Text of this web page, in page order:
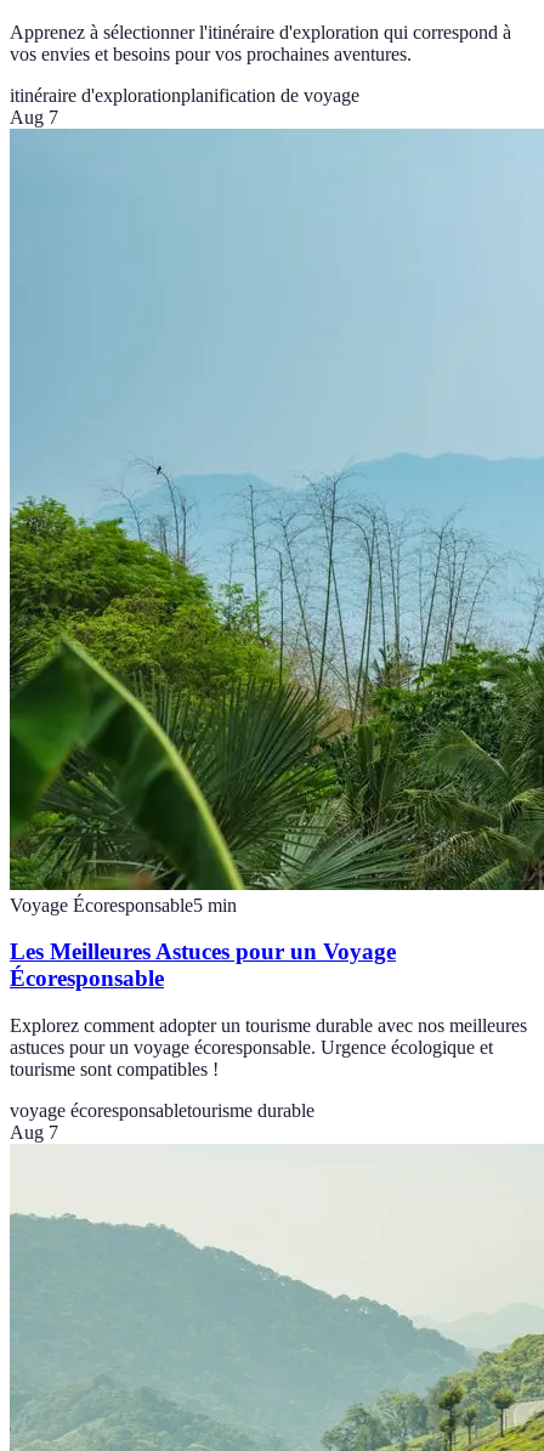
Apprenez à sélectionner l'itinéraire d'exploration qui correspond à
vos envies et besoins pour vos prochaines aventures.
itinéraire d'explorationplanification de voyage
Aug 7
Voyage Écoresponsable5 min
Les Meilleures Astuces pour un Voyage
Écoresponsable
Explorez comment adopter un tourisme durable avec nos meilleures
astuces pour un voyage écoresponsable. Urgence écologique et
tourisme sont compatibles !
voyage écoresponsabletourisme durable
Aug 7